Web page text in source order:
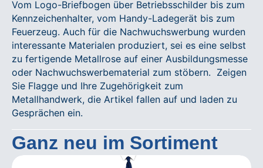
Vom Logo-Briefbogen über Betriebsschilder bis zum
Kennzeichenhalter, vom Handy-Ladegerät bis zum
Feuerzeug. Auch für die Nachwuchswerbung wurden
interessante Materialen produziert, sei es eine selbst
zu fertigende Metallrose auf einer Ausbildungsmesse
oder Nachwuchswerbematerial zum stöbern. Zeigen
Sie Flagge und Ihre Zugehörigkeit zum
Metallhandwerk, die Artikel fallen auf und laden zu
Gesprächen ein.
Ganz neu im Sortiment